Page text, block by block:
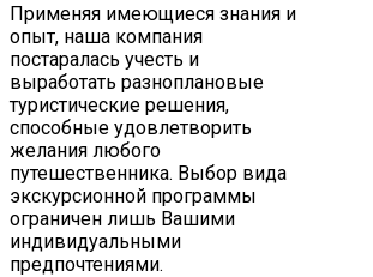
Применяя имеющиеся знания и
опыт, наша компания
постаралась учесть и
выработать разноплановые
туристические решения,
способные удовлетворить
желания любого
путешественника. Выбор вида
экскурсионной программы
ограничен лишь Вашими
индивидуальными
предпочтениями.